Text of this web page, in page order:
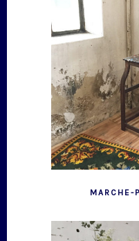
MARCHE-